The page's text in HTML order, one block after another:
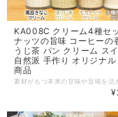
KA008C クリーム4種セ
ナッツの旨味 コーヒーの
うじ茶 パン クリーム ス
自然派 手作り オリジナル
商品